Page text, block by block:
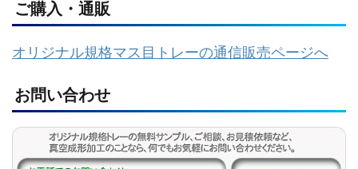
ご購入・通販
オリジナル規格マス目トレーの通信販売ページへ
お問い合わせ